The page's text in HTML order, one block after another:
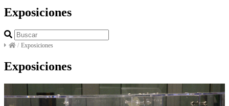
Exposiciones
/ Exposiciones
Exposiciones